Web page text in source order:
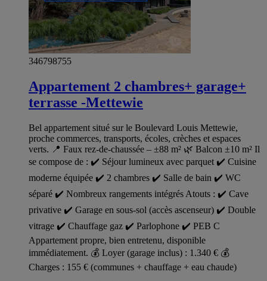
346798755
Appartement 2 chambres+ garage+
terrasse -Mettewie
Bel appartement situé sur le Boulevard Louis Mettewie,
proche commerces, transports, écoles, crèches et espaces
verts. 📍 Faux rez-de-chaussée – ±88 m² 🌿 Balcon ±10 m² Il
se compose de : ✔️ Séjour lumineux avec parquet ✔️ Cuisine
moderne équipée ✔️ 2 chambres ✔️ Salle de bain ✔️ WC
séparé ✔️ Nombreux rangements intégrés Atouts : ✔️ Cave
privative ✔️ Garage en sous-sol (accès ascenseur) ✔️ Double
vitrage ✔️ Chauffage gaz ✔️ Parlophone ✔️ PEB C
Appartement propre, bien entretenu, disponible
immédiatement. 💰 Loyer (garage inclus) : 1.340 € 💰
Charges : 155 € (communes + chauffage + eau chaude)